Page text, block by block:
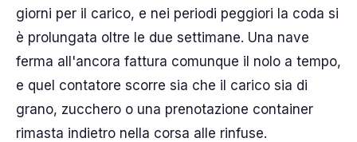
giorni per il carico, e nei periodi peggiori la coda si
è prolungata oltre le due settimane. Una nave
ferma all'ancora fattura comunque il nolo a tempo,
e quel contatore scorre sia che il carico sia di
grano, zucchero o una prenotazione container
rimasta indietro nella corsa alle rinfuse.